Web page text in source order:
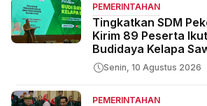
PEMERINTAHAN
Tingkatkan SDM
Kirim 89 Peserta
Budidaya Kelapa
Senin, 10 Agustus 2026
PEMERINTAHAN